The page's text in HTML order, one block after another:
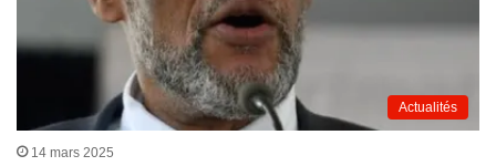
Actualités
14 mars 2025